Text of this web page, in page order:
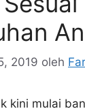
2019 oleh
kini mulai